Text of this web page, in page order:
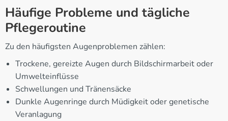
Häufige Probleme und tägliche
Pflegeroutine
Zu den häufigsten Augenproblemen zählen:
Trockene, gereizte Augen durch Bildschirmarbeit oder
Umwelteinflüsse
Schwellungen und Tränensäcke
Dunkle Augenringe durch Müdigkeit oder genetische
Veranlagung